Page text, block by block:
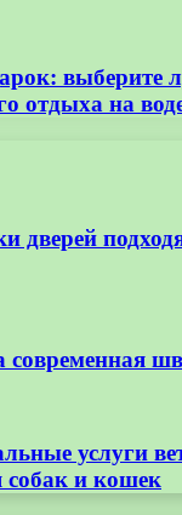
выберите
отдыха на
дверей
современная
услуги
и кошек